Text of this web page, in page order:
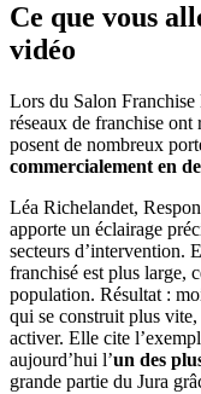
Ce que vous
vidéo
Lors du Salon Franchise
réseaux de franchise ont
posent de nombreux
commercialement en
Léa Richelandet,
apporte un éclairage
secteurs d’intervention.
franchisé est plus large,
population. Résultat :
qui se construit plus
activer. Elle cite
aujourd’hui l’un des
grande partie du Jura